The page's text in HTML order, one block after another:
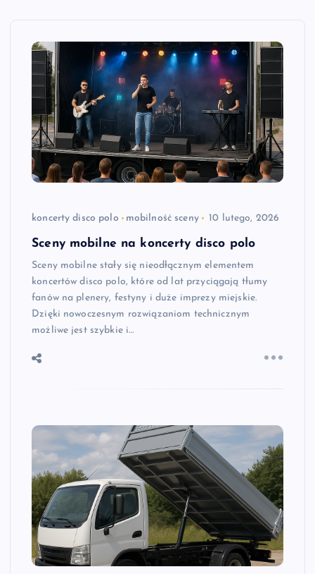
koncerty disco polo mobilność sceny 10 lutego, 2026
Sceny mobilne na koncerty disco polo
Sceny mobilne stały się nieodłącznym elementem
koncertów disco polo, które od lat przyciągają tłumy
fanów na plenery, festyny i duże imprezy miejskie.
Dzięki nowoczesnym rozwiązaniom technicznym
możliwe jest szybkie i…